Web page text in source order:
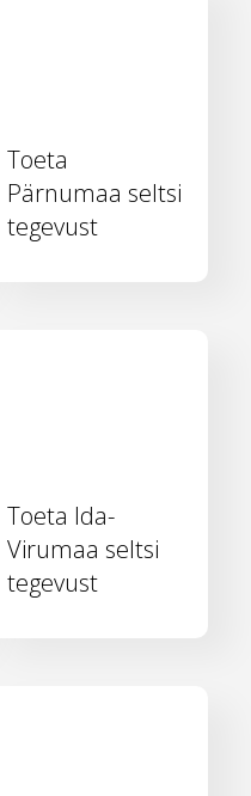
Toeta
Pärnumaa seltsi
tegevust
Toeta Ida-
Virumaa seltsi
tegevust